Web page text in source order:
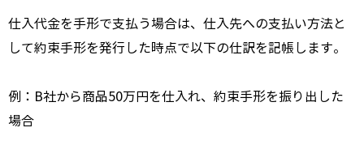
仕入代金を手形で支払う場合は、仕入先への支払い方法と
して約束手形を発行した時点で以下の仕訳を記帳します。
例：B社から商品50万円を仕入れ、約束手形を振り出した
場合